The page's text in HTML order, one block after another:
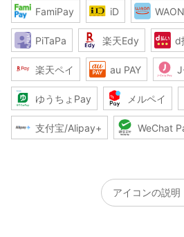
FamiPay iD WAON
PiTaPa 楽天Edy d
楽天ペイ au PAY
ゆうちょPay メルペイ
支付宝/Alipay+ WeChat
アイコンの説明